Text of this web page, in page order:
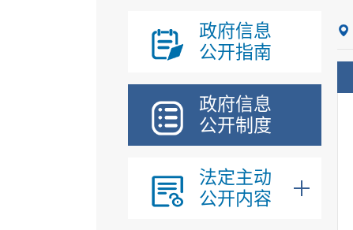
政府信息
公开指南
政府信息
公开制度
法定主动
公开内容